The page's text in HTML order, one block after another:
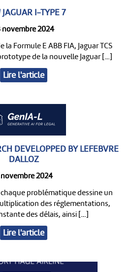
I-TYPE 7
novembre 2024
Formule E ABB FIA, Jaguar TCS
de la nouvelle Jaguar […]
Lire l'article
DEVELOPPED BY LEFEBVRE
DALLOZ
2024
problématique dessine un
des réglementations,
des délais, ainsi […]
Lire l'article